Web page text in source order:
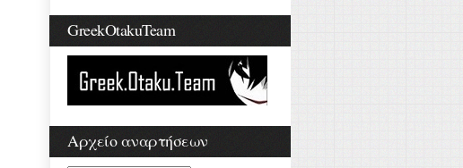
GreekOtakuTeam
Αρχείο αναρτήσεων